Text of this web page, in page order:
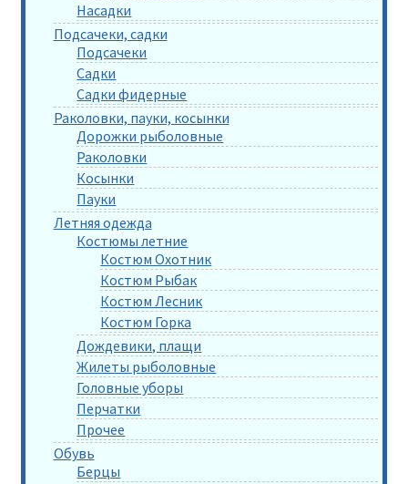
Насадки
Подсачеки, садки
Подсачеки
Садки
Садки фидерные
Раколовки, пауки, косынки
Дорожки рыболовные
Раколовки
Косынки
Пауки
Летняя одежда
Костюмы летние
Костюм Охотник
Костюм Рыбак
Костюм Лесник
Костюм Горка
Дождевики, плащи
Жилеты рыболовные
Головные уборы
Перчатки
Прочее
Обувь
Берцы